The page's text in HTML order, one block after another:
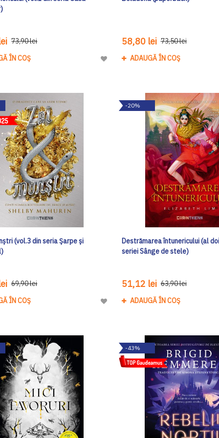
73,90 lei
ÎN COȘ
Adaugă
Dorinte
58,80 lei 73,50 lei
ADAUGĂ ÎN COȘ
(vol.3 din seria Șarpe și
69,90 lei
ÎN COȘ
Adaugă
Dorinte
-20%
Destrămarea întunericului (al
seriei Sânge de stele)
51,12 lei 63,90 lei
ADAUGĂ ÎN COȘ
-43%